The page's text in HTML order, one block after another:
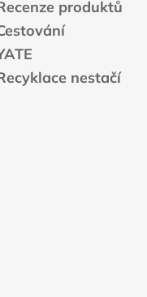
produktů
nestačí